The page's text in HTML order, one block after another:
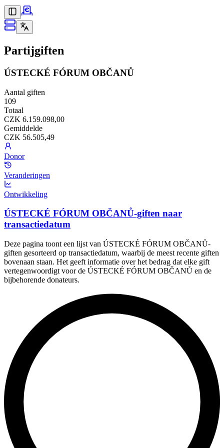
Partijgiften
ÚSTECKÉ FÓRUM OBČANŮ
Aantal giften
109
Totaal
CZK 6.159.098,00
Gemiddelde
CZK 56.505,49
Donor
Veranderingen
Ontwikkeling
ÚSTECKÉ FÓRUM OBČANŮ-giften naar
transactiedatum
Deze pagina toont een lijst van ÚSTECKÉ FÓRUM OBČANŮ-
giften gesorteerd op transactiedatum, waarbij de meest recente giften
bovenaan staan. Het geeft informatie over het bedrag dat elke gift
vertegenwoordigt voor de ÚSTECKÉ FÓRUM OBČANŮ en de
bijbehorende donateurs.